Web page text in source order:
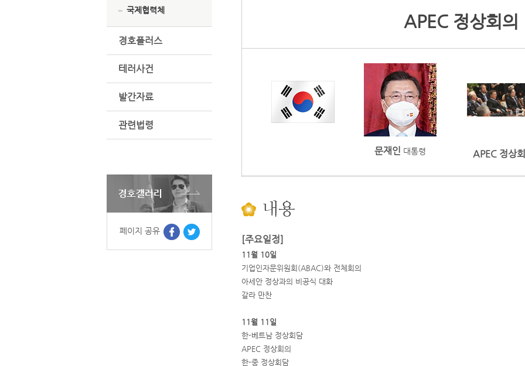
국제협력체
경호플러스
테러사건
발간자료
관련법령
페이지 공유
APEC 정상회의
문재인 대통령 APEC 정상
내용
[주요일정]
11월 10일
기업인자문위원회(ABAC)와 전체회의
아세안 정상과의 비공식 대화
갈라 만찬
11월 11일
한-베트남 정상회담
APEC 정상회의
한-중 정상회담